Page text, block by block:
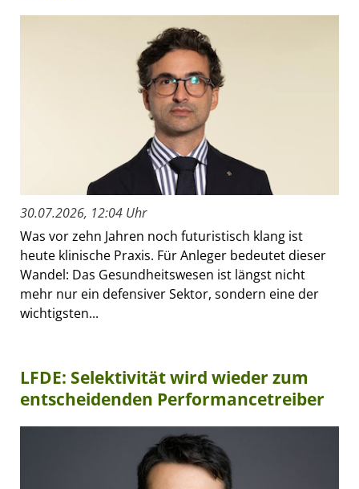
30.07.2026, 12:04 Uhr
Was vor zehn Jahren noch futuristisch klang ist
heute klinische Praxis. Für Anleger bedeutet dieser
Wandel: Das Gesundheitswesen ist längst nicht
mehr nur ein defensiver Sektor, sondern eine der
wichtigsten...
LFDE: Selektivität wird wieder zum
entscheidenden Performancetreiber